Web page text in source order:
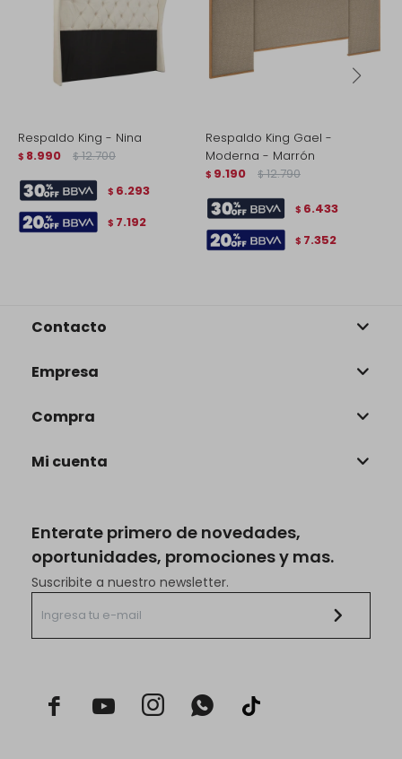
Respaldo King - Nina
$ 8.990 $ 12.700
$ 6.293
$ 7.192
Respaldo King Gael -
Moderna - Marrón
$ 9.190 $ 12.790
$ 6.433
$ 7.352
Enterate primero de novedades,
oportunidades, promociones y mas.
Suscribite a nuestro newsletter.
  
Contacto
Empresa
Compra
Mi cuenta